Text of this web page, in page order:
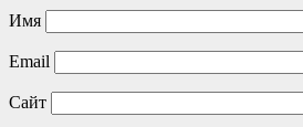
Имя
Email
Сайт